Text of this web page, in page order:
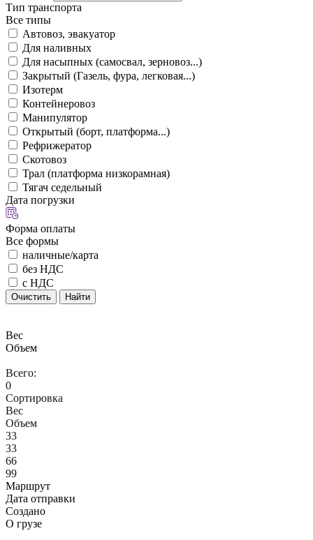
Тип транспорта
Все типы
Автовоз, эвакуатор
Для наливных
Для насыпных (самосвал, зерновоз...)
Закрытый (Газель, фура, легковая...)
Изотерм
Контейнеровоз
Манипулятор
Открытый (борт, платформа...)
Рефрижератор
Скотовоз
Трал (платформа низкорамная)
Тягач седельный
Дата погрузки
Форма оплаты
Все формы
наличные/карта
без НДС
с НДС
Очистить Найти
Вес
Объем
Всего:
0
Сортировка
Вес
Объем
33
33
66
99
Маршрут
Дата отправки
Создано
О грузе